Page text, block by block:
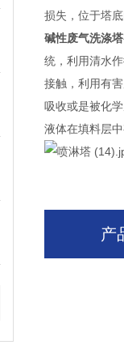
损失，位于塔
碱性废气洗涤塔
统，利用清水
接触，利用有
吸收或是被化
液体在填料层
产